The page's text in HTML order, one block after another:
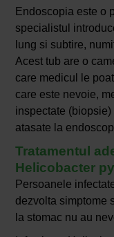
Endoscopia este o
specialistul
lung si subtire,
Acest tub are o
care medicul le
care este nevoie,
inspectate
atasate la
Tratamentul
Helicobacter
Persoanele
dezvolta simptome
la stomac nu au